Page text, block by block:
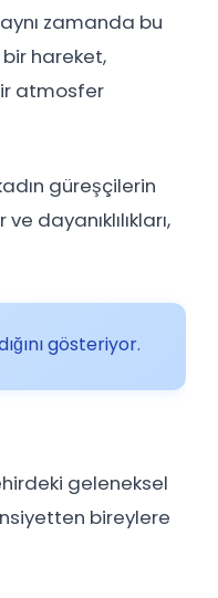
zamanda bu
hareket,
atmosfer
güreşçilerin
dayanıklılıkları,
gösteriyor.
geleneksel
bireylere